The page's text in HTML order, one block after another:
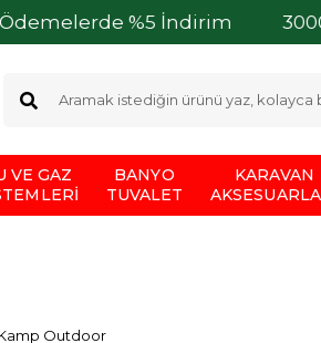
%5 İndirim 3000 TL ve
VE GAZ
BANYO
TUVALET
KARAVAN
Outdoor